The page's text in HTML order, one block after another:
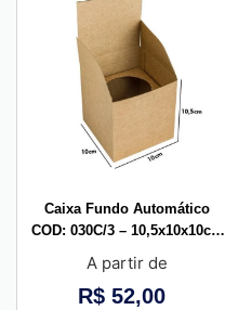
Caixa Fundo Automático
COD: 030C/3 – 10,5x10x10cm
A partir de
R$ 52,00